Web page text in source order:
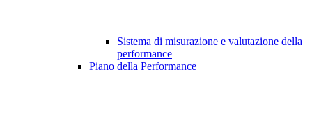
Sistema di misurazione e valutazione della
performance
Piano della Performance